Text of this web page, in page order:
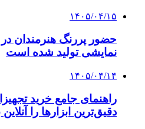
۱۴۰۵/۰۴/۱۵
نمایشی تولید شده است
۱۴۰۵/۰۴/۱۴
راهنمای جامع خرید
دقیق‌ترین ابزارها را